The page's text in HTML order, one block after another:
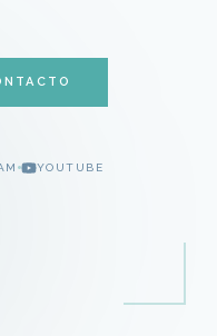
YOUTUBE